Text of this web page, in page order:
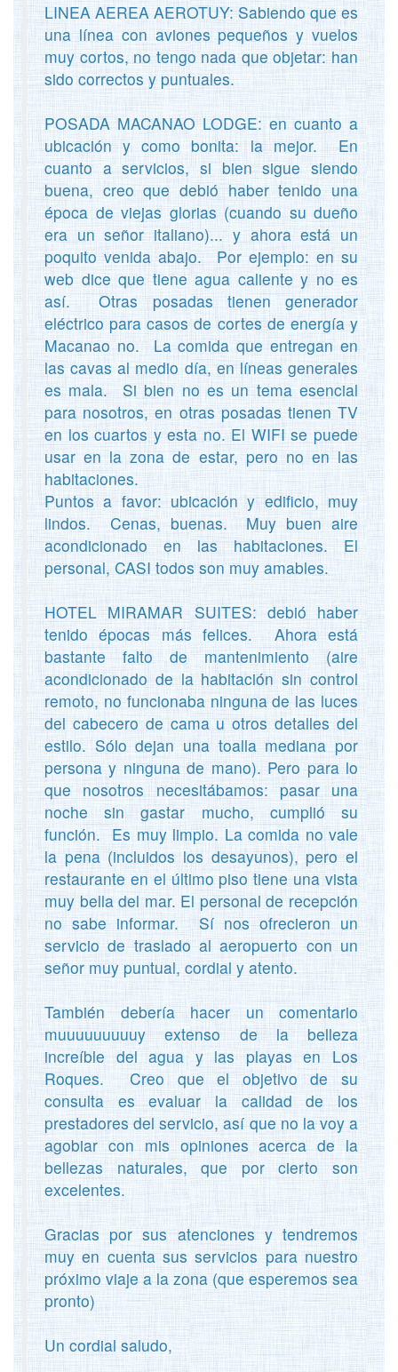
LINEA AEREA AEROTUY: Sabiendo que es
una línea con aviones pequeños y vuelos
muy cortos, no tengo nada que objetar: han
sido correctos y puntuales.
POSADA MACANAO LODGE: en cuanto a
ubicación y como bonita: la mejor. En
cuanto a servicios, si bien sigue siendo
buena, creo que debió haber tenido una
época de viejas glorias (cuando su dueño
era un señor italiano)... y ahora está un
poquito venida abajo. Por ejemplo: en su
web dice que tiene agua caliente y no es
así. Otras posadas tienen generador
eléctrico para casos de cortes de energía y
Macanao no. La comida que entregan en
las cavas al medio día, en líneas generales
es mala. Si bien no es un tema esencial
para nosotros, en otras posadas tienen TV
en los cuartos y esta no. El WIFI se puede
usar en la zona de estar, pero no en las
habitaciones.
Puntos a favor: ubicación y edificio, muy
lindos. Cenas, buenas. Muy buen aire
acondicionado en las habitaciones. El
personal, CASI todos son muy amables.
HOTEL MIRAMAR SUITES: debió haber
tenido épocas más felices. Ahora está
bastante falto de mantenimiento (aire
acondicionado de la habitación sin control
remoto, no funcionaba ninguna de las luces
del cabecero de cama u otros detalles del
estilo. Sólo dejan una toalla mediana por
persona y ninguna de mano). Pero para lo
que nosotros necesitábamos: pasar una
noche sin gastar mucho, cumplió su
función. Es muy limpio. La comida no vale
la pena (incluidos los desayunos), pero el
restaurante en el último piso tiene una vista
muy bella del mar. El personal de recepción
no sabe informar. Sí nos ofrecieron un
servicio de traslado al aeropuerto con un
señor muy puntual, cordial y atento.
También debería hacer un comentario
muuuuuuuuuy extenso de la belleza
increíble del agua y las playas en Los
Roques. Creo que el objetivo de su
consulta es evaluar la calidad de los
prestadores del servicio, así que no la voy a
agobiar con mis opiniones acerca de la
bellezas naturales, que por cierto son
excelentes.
Gracias por sus atenciones y tendremos
muy en cuenta sus servicios para nuestro
próximo viaje a la zona (que esperemos sea
pronto)
Un cordial saludo,